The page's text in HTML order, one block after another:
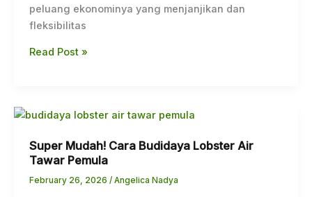
peluang ekonominya yang menjanjikan dan
fleksibilitas
Agar
Cuan
Read Post »
Super Mudah! Cara Budidaya Lobster Air
Tawar Pemula
February 26, 2026 / Angelica Nadya
Super
Cara
Budidaya
Lobster